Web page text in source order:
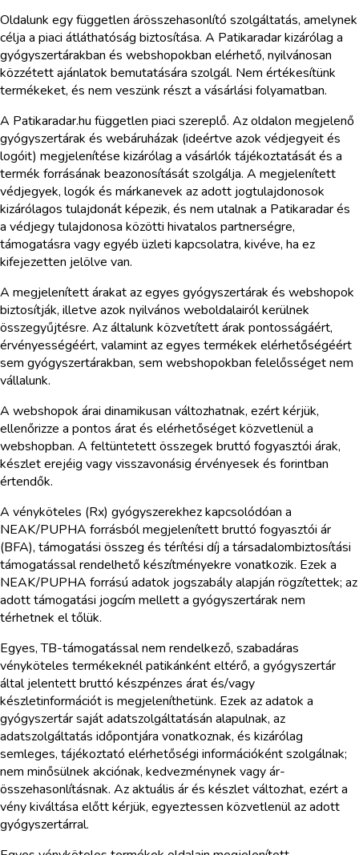
Oldalunk egy független árösszehasonlító szolgáltatás, amelynek
célja a piaci átláthatóság biztosítása. A Patikaradar kizárólag a
gyógyszertárakban és webshopokban elérhető, nyilvánosan
közzétett ajánlatok bemutatására szolgál. Nem értékesítünk
termékeket, és nem veszünk részt a vásárlási folyamatban.
A Patikaradar.hu független piaci szereplő. Az oldalon megjelenő
gyógyszertárak és webáruházak (ideértve azok védjegyeit és
logóit) megjelenítése kizárólag a vásárlók tájékoztatását és a
termék forrásának beazonosítását szolgálja. A megjelenített
védjegyek, logók és márkanevek az adott jogtulajdonosok
kizárólagos tulajdonát képezik, és nem utalnak a Patikaradar és
a védjegy tulajdonosa közötti hivatalos partnerségre,
támogatásra vagy egyéb üzleti kapcsolatra, kivéve, ha ez
kifejezetten jelölve van.
A megjelenített árakat az egyes gyógyszertárak és webshopok
biztosítják, illetve azok nyilvános weboldalairól kerülnek
összegyűjtésre. Az általunk közvetített árak pontosságáért,
érvényességéért, valamint az egyes termékek elérhetőségéért
sem gyógyszertárakban, sem webshopokban felelősséget nem
vállalunk.
A webshopok árai dinamikusan változhatnak, ezért kérjük,
ellenőrizze a pontos árat és elérhetőséget közvetlenül a
webshopban. A feltüntetett összegek bruttó fogyasztói árak,
készlet erejéig vagy visszavonásig érvényesek és forintban
értendők.
A vényköteles (Rx) gyógyszerekhez kapcsolódóan a
NEAK/PUPHA forrásból megjelenített bruttó fogyasztói ár
(BFA), támogatási összeg és térítési díj a társadalombiztosítási
támogatással rendelhető készítményekre vonatkozik. Ezek a
NEAK/PUPHA forrású adatok jogszabály alapján rögzítettek; az
adott támogatási jogcím mellett a gyógyszertárak nem
térhetnek el tőlük.
Egyes, TB-támogatással nem rendelkező, szabadáras
vényköteles termékeknél patikánként eltérő, a gyógyszertár
által jelentett bruttó készpénzes árat és/vagy
készletinformációt is megjeleníthetünk. Ezek az adatok a
gyógyszertár saját adatszolgáltatásán alapulnak, az
adatszolgáltatás időpontjára vonatkoznak, és kizárólag
semleges, tájékoztató elérhetőségi információként szolgálnak;
nem minősülnek akciónak, kedvezménynek vagy ár-
összehasonlításnak. Az aktuális ár és készlet változhat, ezért a
vény kiváltása előtt kérjük, egyeztessen közvetlenül az adott
gyógyszertárral.